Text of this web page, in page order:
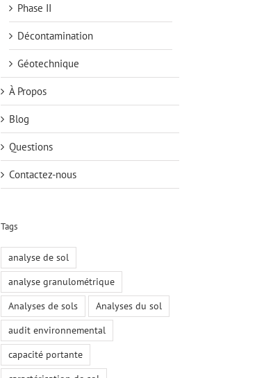
Phase II
Décontamination
Géotechnique
À Propos
Blog
Questions
Contactez-nous
Tags
analyse de sol
analyse granulométrique
Analyses de sols
Analyses du sol
audit environnemental
capacité portante